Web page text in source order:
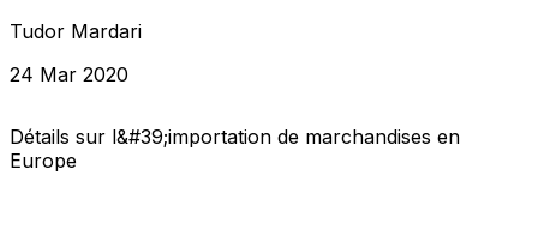
Tudor Mardari
24 Mar 2020
Détails sur l&#39;importation de marchandises en
Europe